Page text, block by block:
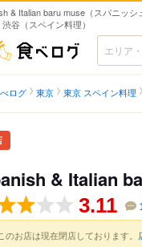
& Italian baru muse（スパニッ
谷（スペイン料理）
食べログ
ログ 東京 東京 スペイン料理
& Italian
3.11
のお店は現在閉店しております。